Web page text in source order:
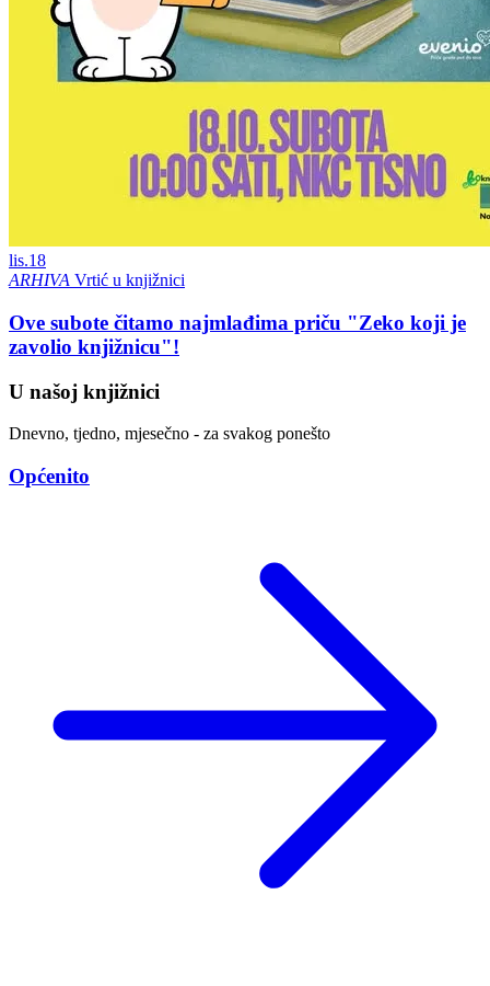
lis.18
ARHIVA Vrtić u knjižnici
Ove subote čitamo najmlađima priču "Zeko koji je
zavolio knjižnicu"!
U našoj knjižnici
Dnevno, tjedno, mjesečno - za svakog ponešto
Općenito